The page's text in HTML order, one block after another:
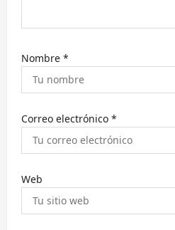
d
a
s
Nombre *
Correo electrónico *
Web